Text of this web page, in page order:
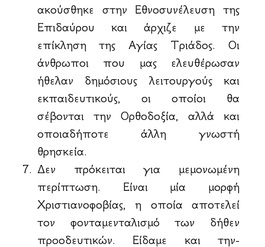
ακούσθηκε στην Εθνοσυνέλευση της
Επιδαύρου και άρχιζε με την
επίκληση της Αγίας Τριάδος. Οι
άνθρωποι που μας ελευθέρωσαν
ήθελαν δημόσιους λειτουργούς και
εκπαιδευτικούς, οι οποίοι θα
σέβονται την Ορθοδοξία, αλλά και
οποιαδήποτε άλλη γνωστή
θρησκεία.
Δεν πρόκειται για μεμονωμένη
περίπτωση. Είναι μία μορφή
Χριστιανοφοβίας, η οποία αποτελεί
τον φονταμενταλισμό των δήθεν
προοδευτικών. Είδαμε και την-